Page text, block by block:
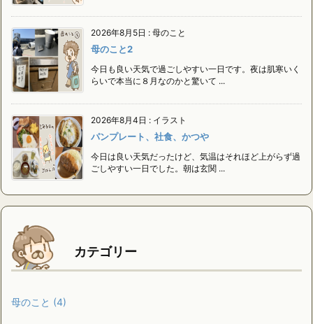
2026年8月5日 : 母のこと
母のこと2
今日も良い天気で過ごしやすい一日です。夜は肌寒いく
らいで本当に８月なのかと驚いて ...
2026年8月4日 : イラスト
パンプレート、社食、かつや
今日は良い天気だったけど、気温はそれほど上がらず過
ごしやすい一日でした。朝は玄関 ...
カテゴリー
母のこと (4)